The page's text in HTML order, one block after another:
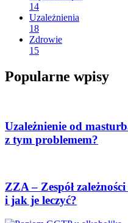
14
Uzależnienia
18
Zdrowie
15
Popularne wpisy
Uzależnienie od
z tym problemem?
ZZA – Zespół
i jak je leczyć?